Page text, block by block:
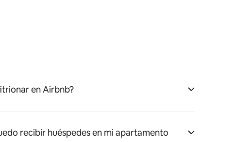
en Airbnb?
recibir huéspedes en mi apartamento